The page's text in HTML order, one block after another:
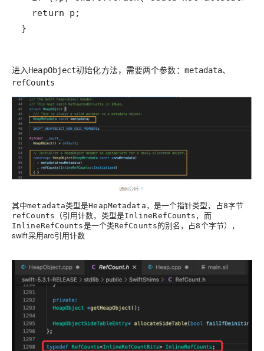
}
进入HeapObject初始化方法，需要两个参数： metadata、
refCounts
其中metadata类型是HeapMetadata ，是一个指针类型，占8字节
refCounts （引用计数，类型是InlineRefCounts ，而
InlineRefCounts是一个类RefCounts的别名，占8个字节），
swift采用arc引用计数